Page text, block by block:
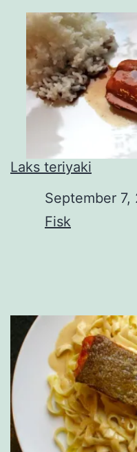
Laks teriyaki
September 7,
In relation to
Fisk